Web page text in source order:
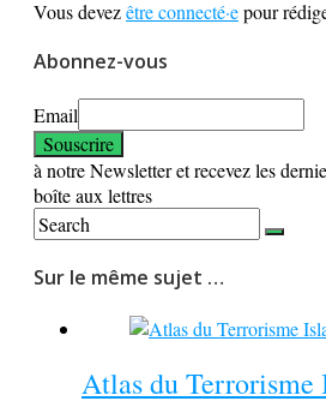
Vous devezêtre connecté·epour
Abonnez-vous
Email
à notre Newsletter et recevez les
boîte aux lettres
Sur le même sujet …
Atlas du Terrorisme